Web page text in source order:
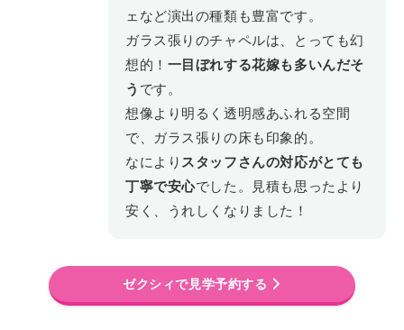
ェなど演出の種類も豊富です。
ガラス張りのチャペルは、とっても幻
想的！ 一目ぼれする花嫁も多いんだそ
う です。
想像より明るく透明感あふれる空間
で、ガラス張りの床も印象的。
なにより スタッフさんの対応がとても
丁寧で安心でした。見積も思ったより
安く、うれしくなりました！
ゼクシィで見学予約する